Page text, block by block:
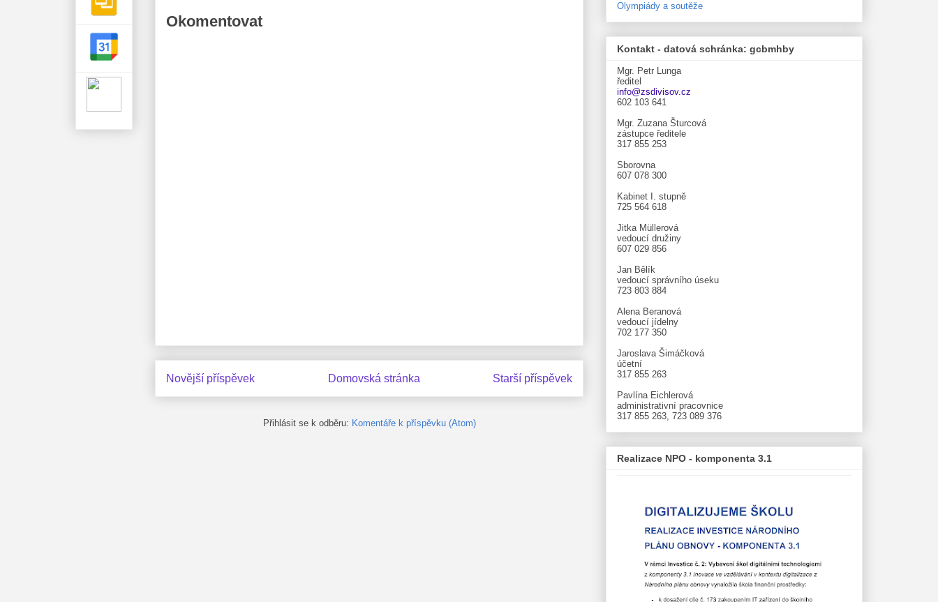
Okomentovat
Novější příspěvek Starší příspěvek
Domovská stránka
Přihlásit se k odběru: Komentáře k příspěvku (Atom)
Olympiády a soutěže
Kontakt - datová schránka: gcbmhby
Mgr. Petr Lunga
ředitel
info@zsdivisov.cz
602 103 641
Mgr. Zuzana Šturcová
zástupce ředitele
317 855 253
Sborovna
607 078 300
Kabinet I. stupně
725 564 618
Jitka Müllerová
vedoucí družiny
607 029 856
Jan Bělík
vedoucí správního úseku
723 803 884
Alena Beranová
vedoucí jídelny
702 177 350
Jaroslava Šimáčková
účetní
317 855 263
Pavlína Eichlerová
administrativní pracovnice
317 855 263, 723 089 376
Realizace NPO - komponenta 3.1